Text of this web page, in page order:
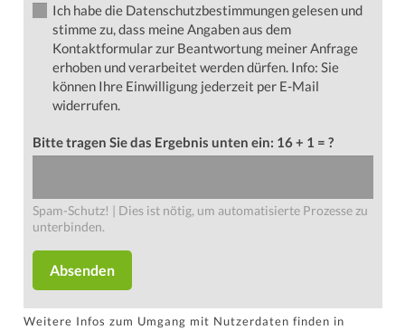
Ich habe die Datenschutzbestimmungen gelesen und
stimme zu, dass meine Angaben aus dem
Kontaktformular zur Beantwortung meiner Anfrage
erhoben und verarbeitet werden dürfen. Info: Sie
können Ihre Einwilligung jederzeit per E-Mail
widerrufen.
Bitte tragen Sie das Ergebnis unten ein: 16 + 1 = ?
Spam-Schutz! | Dies ist nötig, um automatisierte Prozesse zu
unterbinden.
Absenden
Weitere Infos zum Umgang mit Nutzerdaten finden in